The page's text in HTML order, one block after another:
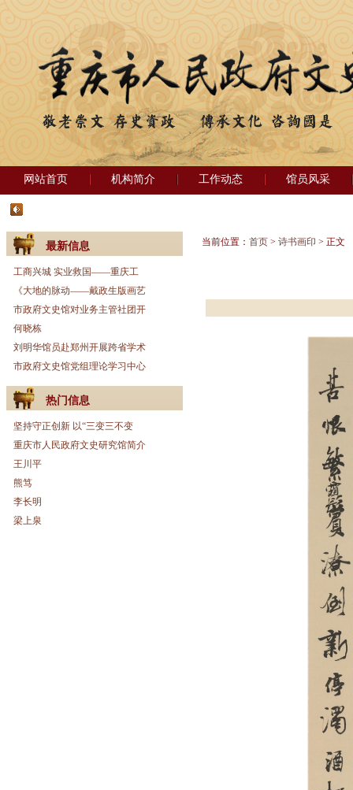
网站首页 机构简介 工作动态 馆员风采
最新信息
工商兴城 实业救国——重庆工
《大地的脉动——戴政生版画艺
市政府文史馆对业务主管社团开
何晓栋
刘明华馆员赴郑州开展跨省学术
市政府文史馆党组理论学习中心
热门信息
坚持守正创新 以“三变三不变
重庆市人民政府文史研究馆简介
王川平
熊笃
李长明
梁上泉
当前位置： 首页 > 诗书画印 > 正文